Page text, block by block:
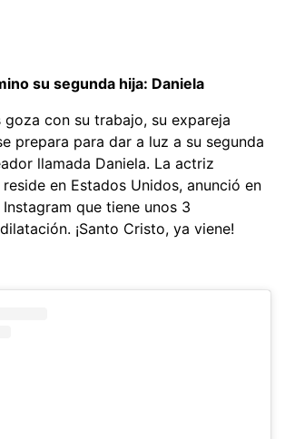
su segunda hija: Daniela
goza con su trabajo, su expareja
prepara para dar a luz a su segunda
llamada Daniela. La actriz
en Estados Unidos, anunció en
que tiene unos 3
¡Santo Cristo, ya viene!